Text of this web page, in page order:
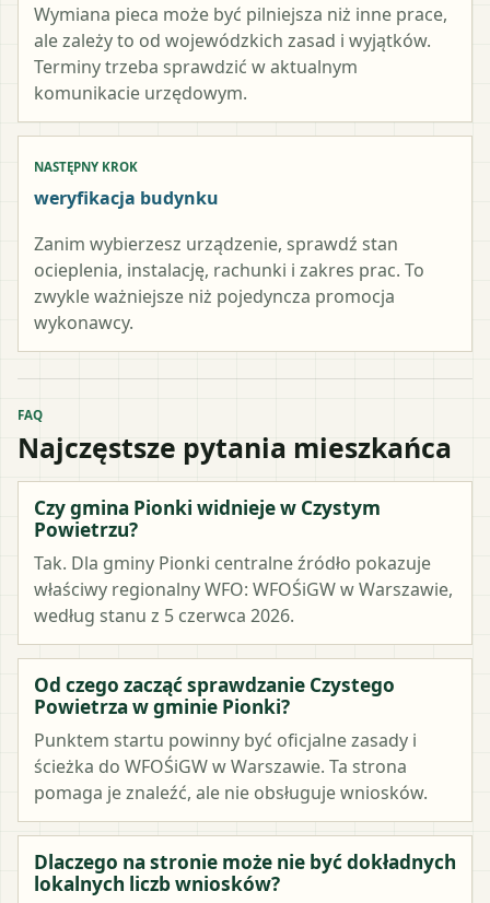
Wymiana pieca może być pilniejsza niż inne prace,
ale zależy to od wojewódzkich zasad i wyjątków.
Terminy trzeba sprawdzić w aktualnym
komunikacie urzędowym.
NASTĘPNY KROK
weryfikacja budynku
Zanim wybierzesz urządzenie, sprawdź stan
ocieplenia, instalację, rachunki i zakres prac. To
zwykle ważniejsze niż pojedyncza promocja
wykonawcy.
FAQ
Najczęstsze pytania mieszkańca
Czy gmina Pionki widnieje w Czystym
Powietrzu?
Tak. Dla gminy Pionki centralne źródło pokazuje
właściwy regionalny WFO: WFOŚiGW w Warszawie,
według stanu z 5 czerwca 2026.
Od czego zacząć sprawdzanie Czystego
Powietrza w gminie Pionki?
Punktem startu powinny być oficjalne zasady i
ścieżka do WFOŚiGW w Warszawie. Ta strona
pomaga je znaleźć, ale nie obsługuje wniosków.
Dlaczego na stronie może nie być dokładnych
lokalnych liczb wniosków?